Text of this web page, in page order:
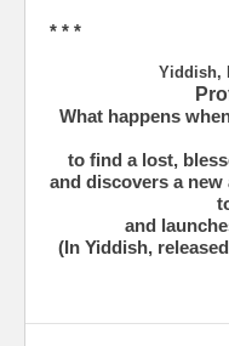
* * *
Yiddish,
What happens
to find a lost,
and discovers a
and
(In Yiddish,